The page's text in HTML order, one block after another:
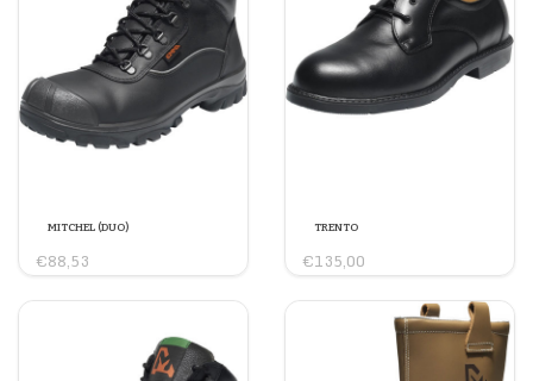
MITCHEL (DUO)
€88,53
TRENTO
€135,00